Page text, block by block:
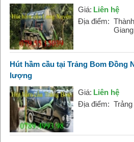
Giá: Liên hệ
Địa điểm:
Giang
Hút hầm cầu tại Trảng Bom Đồng
lượng
Giá: Liên hệ
Địa điểm: